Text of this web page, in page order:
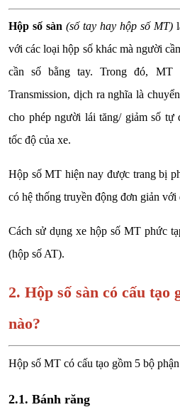
Hộp số sàn (số tay hay hộp số MT)
với các loại hộp số khác mà người
cần số bằng tay. Trong đó,
Transmission, dịch ra nghĩa là
cho phép người lái tăng/ giảm số tự
tốc độ của xe.
Hộp số MT hiện nay được trang bị
có hệ thống truyền động đơn giản với
Cách sử dụng xe hộp số MT phức
(hộp số AT).
2. Hộp số sàn có cấu tạo
nào?
Hộp số MT có cấu tạo gồm 5 bộ
2.1. Bánh răng